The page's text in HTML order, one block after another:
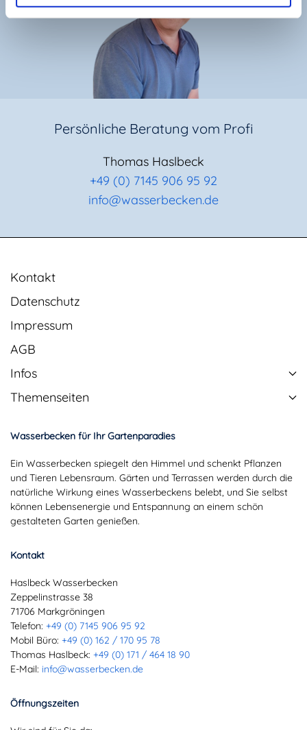
Persönliche Beratung vom Profi
Thomas Haslbeck
+49 (0) 7145 906 95 92
info@wasserbecken.de
Kontakt
Datenschutz
Impressum
AGB
Infos
Themenseiten
Wasserbecken für Ihr Gartenparadies
Ein Wasserbecken spiegelt den Himmel und schenkt Pflanzen
und Tieren Lebensraum. Gärten und Terrassen werden durch die
natürliche Wirkung eines Wasserbeckens belebt, und Sie selbst
können Lebensenergie und Entspannung an einem schön
gestalteten Garten genießen.
Kontakt
Haslbeck Wasserbecken
Zeppelinstrasse 38
71706 Markgröningen
Telefon: +49 (0) 7145 906 95 92
Mobil Büro: +49 (0) 162 / 170 95 78
Thomas Haslbeck: +49 (0) 171 / 464 18 90
E-Mail: info@wasserbecken.de
Öffnungszeiten